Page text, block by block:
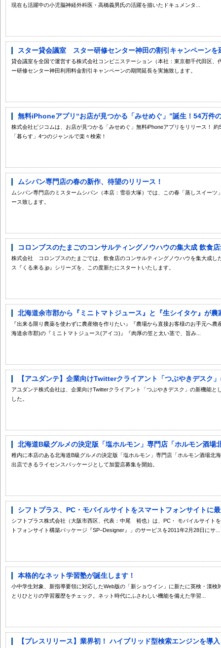
現在も活躍中の小児脳神経外科医・高橋義男氏の活躍を描いたドキュメンタ...
スター貸会議室 スター研修センター神田の割引キャンペーンを
貸会議室を全国で運営する株式会社コンビニステーション（本社：東京都千代田区
ー研修センター神田利用料金割引キャンペーンの期間延長を実施致します。
無料iPhoneアプリ“お店が見つかる「みせめぐ」”誕生！54万件
株式会社ビジコムは、お店が見つかる「みせめぐ」無料iPhoneアプリをリリース！
「暮らす」4つのジャンルで楽々検索！
ムシパン専門店の春の新作、待望のリリース！
ムシパン専門店のミスタームシパン（本店：雪谷大塚）では、この春「蒸しスイー
ース致します。
コロンブスのたまごのコンサルティングノウハウの集大成 飲食
株式会社 コロンブスのたまごでは、飲食店のコンサルティングノウハウを集大成し
ス『くる来る.jp』シリーズを、この度新たにスタートいたします。
北海道余市郡から『ミニトマトジュース』と『生シイタケ』が
『出来る限り農薬を使わずに農産物を作りたい』『農場から直接お客様のお手元へ
海道余市郡)の『ミニトマトジュース(アイコ)』『肉厚の笠と太い茎で、旨み...
【アユダンテ】企業向けTwitterクライアント「つぶやきデスク
アユダンテ株式会社は、企業向けTwitterクライアント「つぶやきデスク」の新機能と
した。
北海道B級グルメの決定版「塩ホルモン」専門店「ホルモン酒場
稚内に本店のある北海道B級グルメの決定版「塩ホルモン」専門店「ホルモン酒場北
出店できるライセンスパッケージとして加盟店募集を開始。
シフトプラス、PC・モバイルサイトをスマートフォンサイトに
シフトプラス株式会社（大阪市西区、代表：中尾 裕也）は、PC・ モバイルサイト
トフォンサイト構築パッケージ『SP−Designer』」のサービスを2011年2月28日にサ...
本格的なネット学習塾が誕生します！
小中学生対象、新指導要領に対応したWeb版の「新ショウイン」に新たに英検・漢
とりひとりの学習履歴をチェック。ネット時代にふさわしい機能を備えた学習...
【プレスリリース】業界初！ ハイブリッド型検索エンジンを導